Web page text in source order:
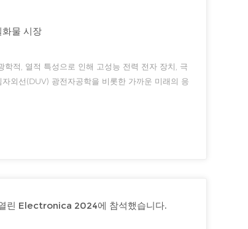
물 시장
적, 열적 특성으로 인해 고성능 전력 전자 장치, 극
외선(DUV) 광전자공학을 비롯한 가까운 미래의 응
적으로 사용되는 다른 반도체(예: Si, SiC, GaN 및 Β-
린 Electronica 2024에 참석했습니다.